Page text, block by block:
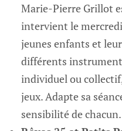
Marie-Pierre Grillot
intervient le
jeunes enfants et
différents
individuel ou
jeux. Adapte sa
sensibilité de chacun.